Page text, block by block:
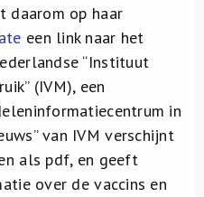
daarom op haar
een link naar het
“Instituut
(IVM), een
in
van IVM verschijnt
als pdf, en geeft
over de vaccins en